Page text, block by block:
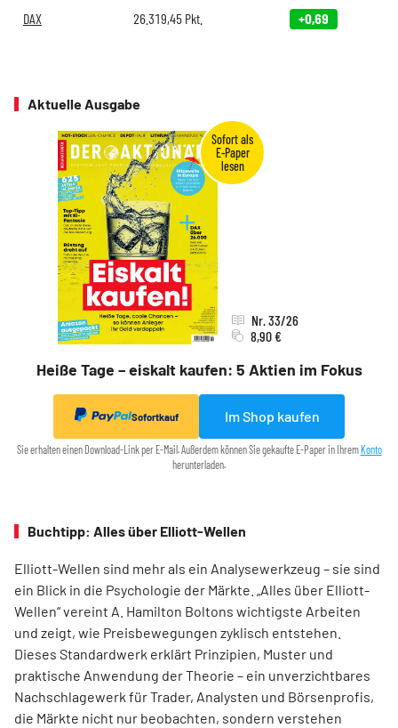
DAX 26.319,45 Pkt. +0,69
Aktuelle Ausgabe
Heiße Tage – eiskalt kaufen: 5 Aktien im Fokus
Nr. 33/26
8,90 €
Sofortkauf Im Shop kaufen
Sie erhalten einen Download-Link per E-Mail. Außerdem können Sie gekaufte E-Paper in Ihrem Konto
herunterladen.
Buchtipp: Alles über Elliott-Wellen
Elliott-Wellen sind mehr als ein Analysewerkzeug – sie sind
ein Blick in die Psychologie der Märkte. „Alles über Elliott-
Wellen“ vereint A. Hamilton Boltons wichtigste Arbeiten
und zeigt, wie Preisbewegungen zyklisch entstehen.
Dieses Standardwerk erklärt Prinzipien, Muster und
praktische Anwendung der Theorie – ein unverzichtbares
Nachschlagewerk für Trader, Analysten und Börsenprofis,
die Märkte nicht nur beobachten, sondern verstehen